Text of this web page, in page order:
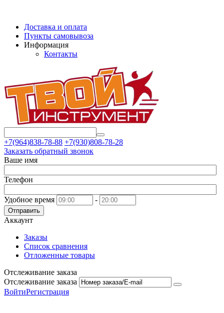
Доставка и оплата
Пункты самовывоза
Информация
Контакты
+7(964)838-78-88 +7(930)808-78-28
Заказать обратный звонок
Ваше имя
Телефон
Удобное время -
Отправить
Аккаунт
Заказы
Список сравнения
Отложенные товары
Отслеживание заказа
Отслеживание заказа
ВойтиРегистрация